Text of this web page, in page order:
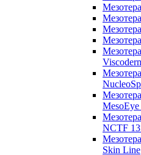
NCTF
Skin Line